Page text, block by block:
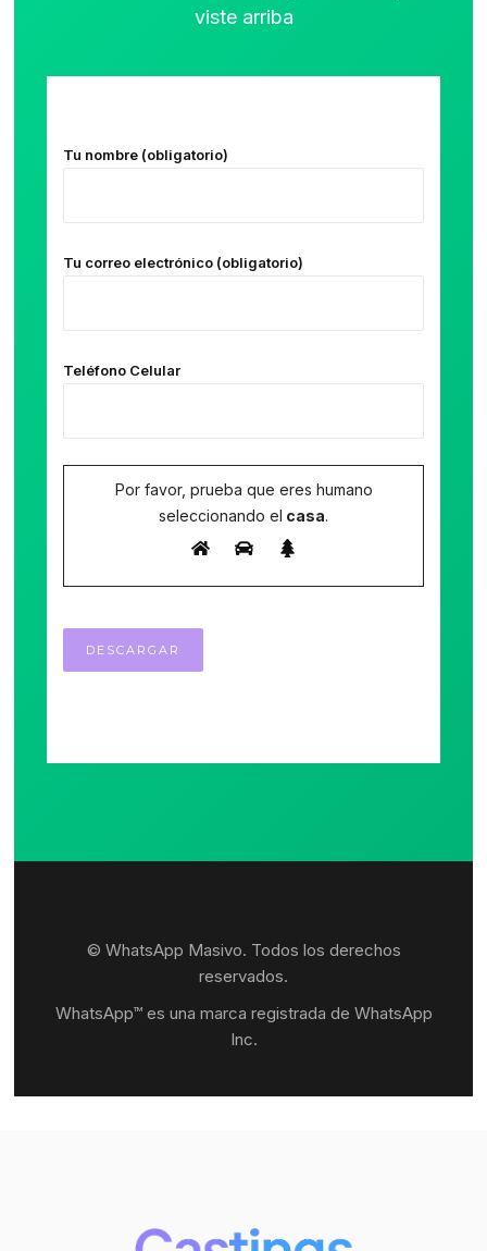
viste arriba
Tu nombre (obligatorio)
Tu correo electrónico (obligatorio)
Teléfono Celular
Por favor, prueba que eres humano
seleccionando el casa.
© WhatsApp Masivo. Todos los derechos
reservados.
WhatsApp™ es una marca registrada de WhatsApp
Inc.